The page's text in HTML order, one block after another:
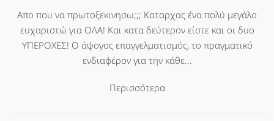
Απο που να πρωτοξεκινησω;;; Καταρχας ένα πολύ μεγάλο
ευχαριστώ για ΟΛΑ! Και κατα δεύτερον είστε και οι δυο
ΥΠΕΡΟΧΕΣ! Ο άψογος επαγγελματισμός, το πραγματικό
ενδιαφέρον για την κάθε...
Περισσότερα